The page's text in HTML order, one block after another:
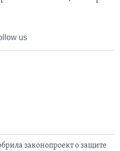
us
законопроект о защите